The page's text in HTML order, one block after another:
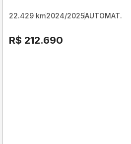
22.429 km2024/2025AUTOMAT.
R$ 212.690